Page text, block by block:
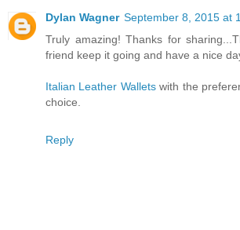
Dylan Wagner September 8, 2015 at
Truly amazing! Thanks for
friend keep it going and have a nice
Italian Leather Walletswith the
choice.
Reply